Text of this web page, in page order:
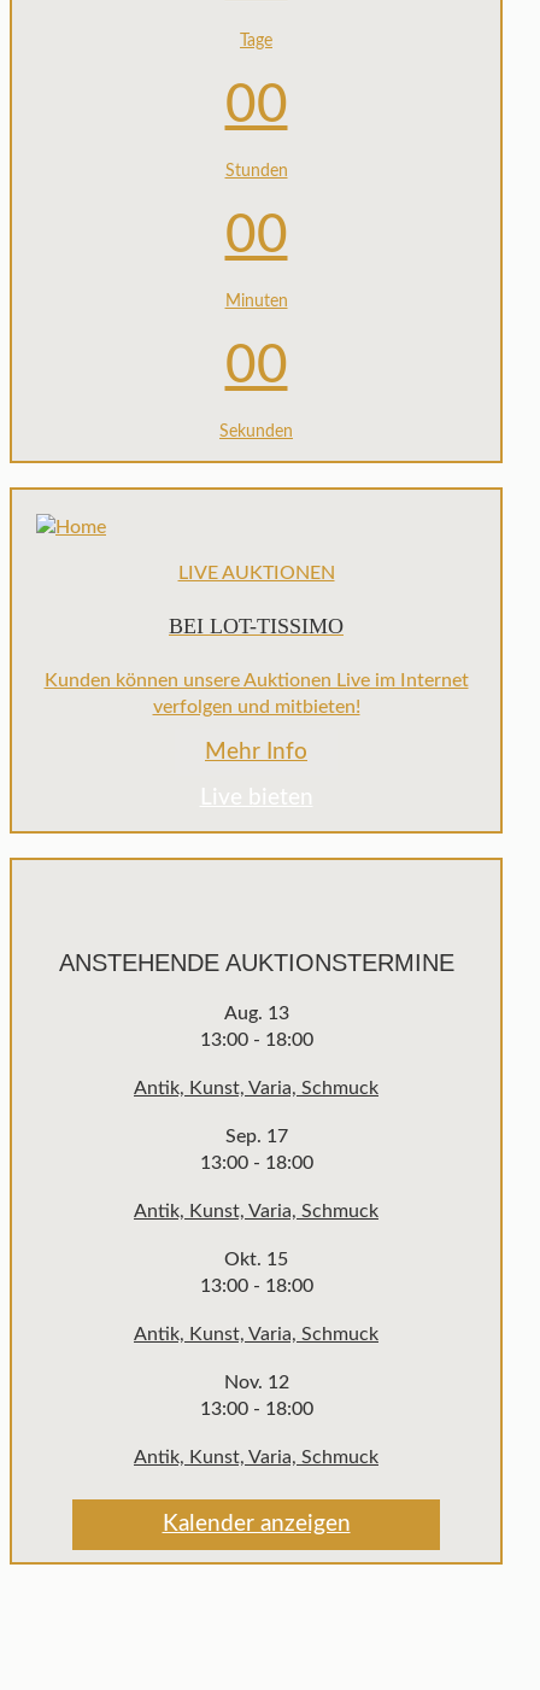
Tage
00
Stunden
00
Minuten
00
Sekunden
LIVE AUKTIONEN
BEI LOT-TISSIMO
Kunden können unsere Auktionen Live im Internet
verfolgen und mitbieten!
Mehr Info
Live bieten
ANSTEHENDE AUKTIONSTERMINE
Aug. 13
13:00- 18:00
Antik, Kunst, Varia, Schmuck
Sep. 17
13:00- 18:00
Antik, Kunst, Varia, Schmuck
Okt. 15
13:00- 18:00
Antik, Kunst, Varia, Schmuck
Nov. 12
13:00- 18:00
Antik, Kunst, Varia, Schmuck
Kalender anzeigen